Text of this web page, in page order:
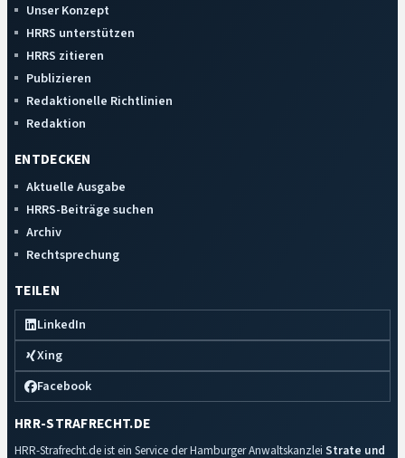
Unser Konzept
HRRS unterstützen
HRRS zitieren
Publizieren
Redaktionelle Richtlinien
Redaktion
ENTDECKEN
Aktuelle Ausgabe
HRRS-Beiträge suchen
Archiv
Rechtsprechung
TEILEN
LinkedIn
Xing
Facebook
HRR-STRAFRECHT.DE
HRR-Strafrecht.de ist ein Service der Hamburger Anwaltskanzlei Strate und